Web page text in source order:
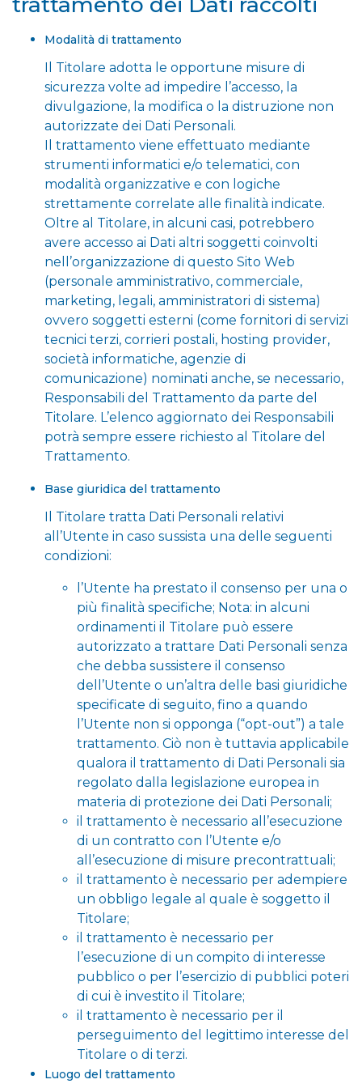
Modalità di trattamento
Il Titolare adotta le opportune misure di
sicurezza volte ad impedire l’accesso, la
divulgazione, la modifica o la distruzione non
autorizzate dei Dati Personali.
Il trattamento viene effettuato mediante
strumenti informatici e/o telematici, con
modalità organizzative e con logiche
strettamente correlate alle finalità indicate.
Oltre al Titolare, in alcuni casi, potrebbero
avere accesso ai Dati altri soggetti coinvolti
nell’organizzazione di questo Sito Web
(personale amministrativo, commerciale,
marketing, legali, amministratori di sistema)
ovvero soggetti esterni (come fornitori di servizi
tecnici terzi, corrieri postali, hosting provider,
società informatiche, agenzie di
comunicazione) nominati anche, se necessario,
Responsabili del Trattamento da parte del
Titolare. L’elenco aggiornato dei Responsabili
potrà sempre essere richiesto al Titolare del
Trattamento.
Base giuridica del trattamento
Il Titolare tratta Dati Personali relativi
all’Utente in caso sussista una delle seguenti
condizioni:
l’Utente ha prestato il consenso per una o
più finalità specifiche; Nota: in alcuni
ordinamenti il Titolare può essere
autorizzato a trattare Dati Personali senza
che debba sussistere il consenso
dell’Utente o un’altra delle basi giuridiche
specificate di seguito, fino a quando
l’Utente non si opponga (“opt-out”) a tale
trattamento. Ciò non è tuttavia applicabile
qualora il trattamento di Dati Personali sia
regolato dalla legislazione europea in
materia di protezione dei Dati Personali;
il trattamento è necessario all’esecuzione
di un contratto con l’Utente e/o
all’esecuzione di misure precontrattuali;
il trattamento è necessario per adempiere
un obbligo legale al quale è soggetto il
Titolare;
il trattamento è necessario per
l’esecuzione di un compito di interesse
pubblico o per l’esercizio di pubblici poteri
di cui è investito il Titolare;
il trattamento è necessario per il
perseguimento del legittimo interesse del
Titolare o di terzi.
Luogo del trattamento